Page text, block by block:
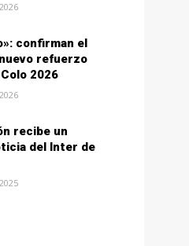
confirman el
refuerzo
2026
recibe un
del Inter de